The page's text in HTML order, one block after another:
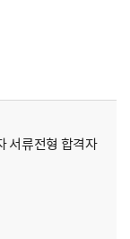
서류전형 합격자